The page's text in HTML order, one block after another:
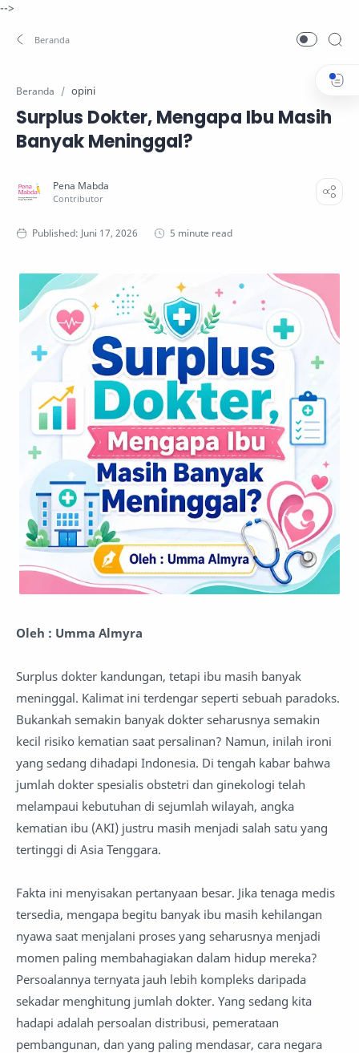
-->
Beranda opini
Surplus Dokter, Mengapa Ibu Masih
Banyak Meninggal?
5 minute read
Oleh : Umma Almyra
Surplus dokter kandungan, tetapi ibu masih banyak
meninggal. Kalimat ini terdengar seperti sebuah paradoks.
Bukankah semakin banyak dokter seharusnya semakin
kecil risiko kematian saat persalinan? Namun, inilah ironi
yang sedang dihadapi Indonesia. Di tengah kabar bahwa
jumlah dokter spesialis obstetri dan ginekologi telah
melampaui kebutuhan di sejumlah wilayah, angka
kematian ibu (AKI) justru masih menjadi salah satu yang
tertinggi di Asia Tenggara.
Fakta ini menyisakan pertanyaan besar. Jika tenaga medis
tersedia, mengapa begitu banyak ibu masih kehilangan
nyawa saat menjalani proses yang seharusnya menjadi
momen paling membahagiakan dalam hidup mereka?
Persoalannya ternyata jauh lebih kompleks daripada
sekadar menghitung jumlah dokter. Yang sedang kita
hadapi adalah persoalan distribusi, pemerataan
pembangunan, dan yang paling mendasar, cara negara